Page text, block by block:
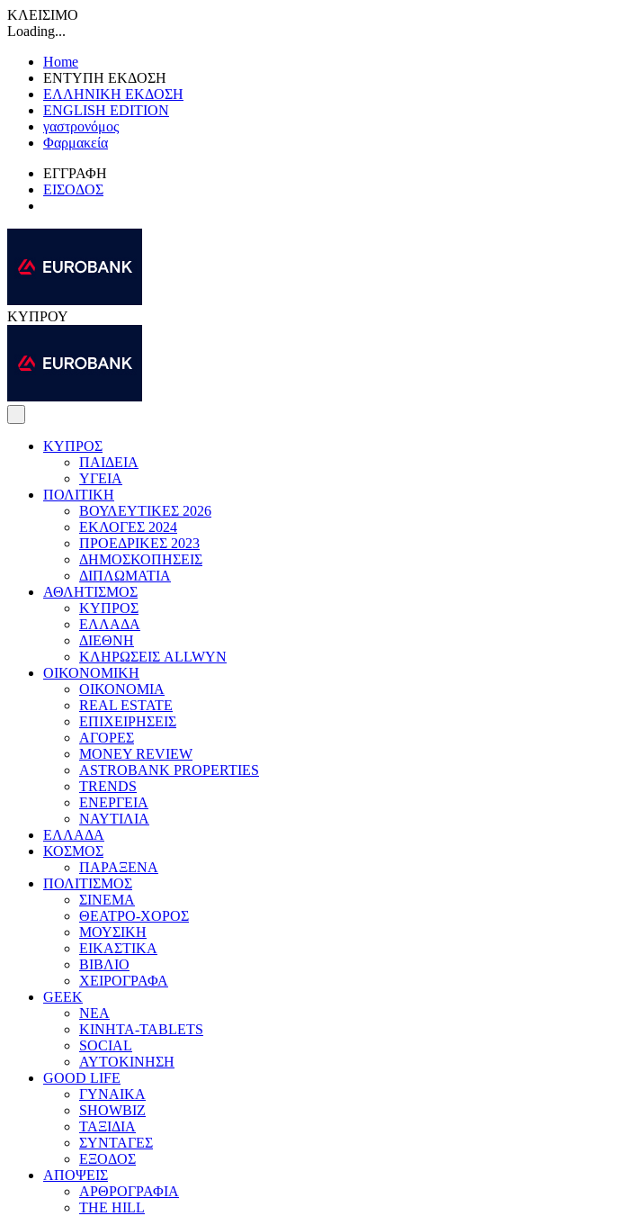
ΚΛΕΙΣΙΜΟ
Loading...
Home
ΕΝΤΥΠΗ ΕΚΔΟΣΗ
ΕΛΛΗΝΙΚΗ ΕΚΔΟΣΗ
ENGLISH EDITION
γαστρονόμος
Φαρμακεία
ΕΓΓΡΑΦΗ
ΕΙΣΟΔΟΣ
ΚΥΠΡΟΥ
ΚΥΠΡΟΣ
ΠΑΙΔΕΙΑ
ΥΓΕΙΑ
ΠΟΛΙΤΙΚΗ
ΒΟΥΛΕΥΤΙΚΕΣ 2026
ΕΚΛΟΓΕΣ 2024
ΠΡΟΕΔΡΙΚΕΣ 2023
ΔΗΜΟΣΚΟΠΗΣΕΙΣ
ΔΙΠΛΩΜΑΤΙΑ
ΑΘΛΗΤΙΣΜΟΣ
ΚΥΠΡΟΣ
ΕΛΛΑΔΑ
ΔΙΕΘΝΗ
ΚΛΗΡΩΣΕΙΣ ALLWYN
ΟΙΚΟΝΟΜΙΚΗ
ΟΙΚΟΝΟΜΙΑ
REAL ESTATE
ΕΠΙΧΕΙΡΗΣΕΙΣ
ΑΓΟΡΕΣ
MONEY REVIEW
ASTROBANK PROPERTIES
TRENDS
ΕΝΕΡΓΕΙΑ
ΝΑΥΤΙΛΙΑ
ΕΛΛΑΔΑ
ΚΟΣΜΟΣ
ΠΑΡΑΞΕΝΑ
ΠΟΛΙΤΙΣΜΟΣ
ΣΙΝΕΜΑ
ΘΕΑΤΡΟ-ΧΟΡΟΣ
ΜΟΥΣΙΚΗ
ΕΙΚΑΣΤΙΚΑ
ΒΙΒΛΙΟ
ΧΕΙΡΟΓΡΑΦΑ
GEEK
ΝΕΑ
ΚΙΝΗΤΑ-TABLETS
SOCIAL
ΑΥΤΟΚΙΝΗΣΗ
GOOD LIFE
ΓΥΝΑΙΚΑ
SHOWBIZ
ΤΑΞΙΔΙΑ
ΣΥΝΤΑΓΕΣ
ΕΞΟΔΟΣ
ΑΠΟΨΕΙΣ
ΑΡΘΡΟΓΡΑΦΙΑ
THE HILL